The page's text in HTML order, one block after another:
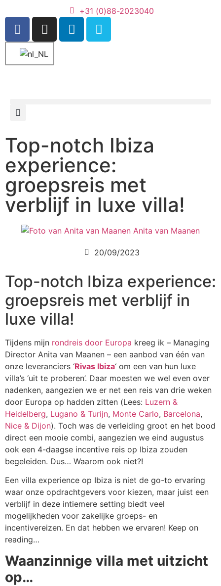
+31 (0)88-2023040
Top-notch Ibiza
experience:
groepsreis met
verblijf in luxe villa!
Anita van Maanen
20/09/2023
Top-notch Ibiza experience:
groepsreis met verblijf in
luxe villa!
Tijdens mijn rondreis door Europa kreeg ik – Managing
Director Anita van Maanen – een aanbod van één van
onze leveranciers ‘Rivas Ibiza‘ om een van hun luxe
villa’s ‘uit te proberen’. Daar moesten we wel even over
nadenken, aangezien we er net een reis van drie weken
door Europa op hadden zitten (Lees: Luzern &
Heidelberg, Lugano & Turijn, Monte Carlo, Barcelona,
Nice & Dijon). Toch was de verleiding groot en het bood
direct een mooie combi, aangezien we eind augustus
ook een 4-daagse incentive reis op Ibiza zouden
begeleiden. Dus… Waarom ook niet?!
Een villa experience op Ibiza is niet de go-to ervaring
waar onze opdrachtgevers voor kiezen, maar juist een
verblijf in deze intiemere setting biedt veel
mogelijkheden voor zakelijke groeps- en
incentivereizen. En dat hebben we ervaren! Keep on
reading…
Waanzinnige villa met uitzicht
op…